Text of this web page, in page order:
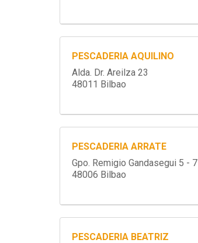
PESCADERIA AQUILINO
Alda. Dr. Areilza 23
48011 Bilbao
PESCADERIA ARRATE
Gpo. Remigio Gandasegui 5 - 7
48006 Bilbao
PESCADERIA BEATRIZ